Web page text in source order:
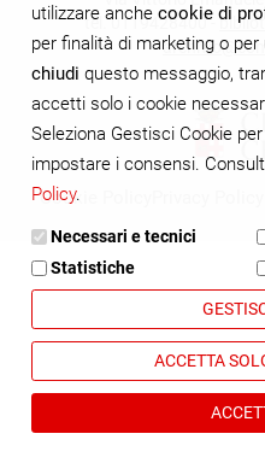
tel. 0119428400 -
Cookie Policy
utilizzare anche cookie di
per finalità di marketing o
chiudi questo messaggio,
accetti solo i cookie
Seleziona Gestisci Cookie
impostare i consensi.
Policy.
Necessari e tecnici
Statistiche
ACCETTA